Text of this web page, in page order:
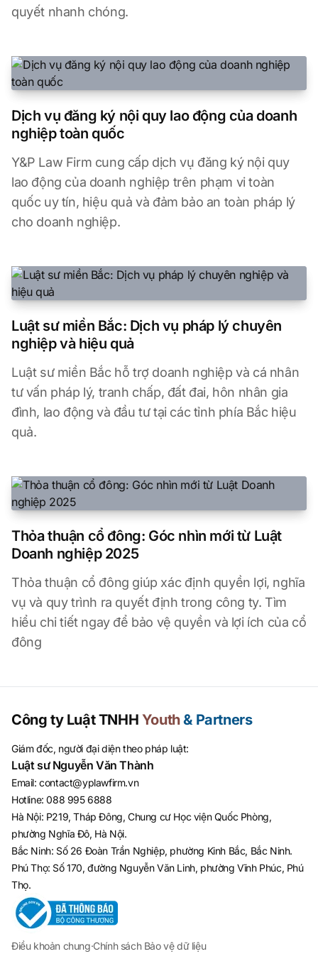
quyết nhanh chóng.
Dịch vụ đăng ký nội quy lao động của doanh
nghiệp toàn quốc
Y&P Law Firm cung cấp dịch vụ đăng ký nội quy
lao động của doanh nghiệp trên phạm vi toàn
quốc uy tín, hiệu quả và đảm bảo an toàn pháp lý
cho doanh nghiệp.
Luật sư miền Bắc: Dịch vụ pháp lý chuyên
nghiệp và hiệu quả
Luật sư miền Bắc hỗ trợ doanh nghiệp và cá nhân
tư vấn pháp lý, tranh chấp, đất đai, hôn nhân gia
đình, lao động và đầu tư tại các tỉnh phía Bắc hiệu
quả.
Thỏa thuận cổ đông: Góc nhìn mới từ Luật
Doanh nghiệp 2025
Thỏa thuận cổ đông giúp xác định quyền lợi, nghĩa
vụ và quy trình ra quyết định trong công ty. Tìm
hiểu chi tiết ngay để bảo vệ quyền và lợi ích của cổ
đông
Công ty Luật TNHH Youth& Partners
Giám đốc, người đại diện theo pháp luật:
Luật sư Nguyễn Văn Thành
Email:contact@yplawfirm.vn
Hotline:088 995 6888
Hà Nội: P219, Tháp Đông, Chung cư Học viện Quốc Phòng,
phường Nghĩa Đô, Hà Nội.
Bắc Ninh: Số 26 Đoàn Trần Nghiệp, phường Kinh Bắc, Bắc Ninh.
Phú Thọ: Số 170, đường Nguyễn Văn Linh, phường Vĩnh Phúc, Phú
Thọ.
Điều khoản chung·Chính sách Bảo vệ dữ liệu